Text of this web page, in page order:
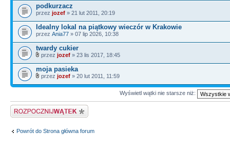
podkurzacz
przez jozef » 21 lut 2011, 20:19
Idealny lokal na piątkowy wieczór w Krakowie
przez Ania77 » 07 lip 2026, 10:38
twardy cukier
przez jozef » 23 lis 2017, 18:45
moja pasieka
przez jozef » 20 lut 2011, 11:59
Wyświetl wątki nie starsze niż:
Napisz wątek
Powrót do Strona główna forum